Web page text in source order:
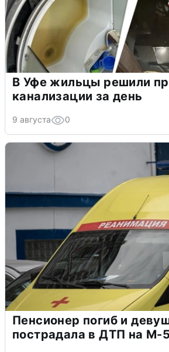
В Уфе жильцы решили
канализации за день
9 августа 0
Пенсионер погиб и
пострадала в ДТП на М-5